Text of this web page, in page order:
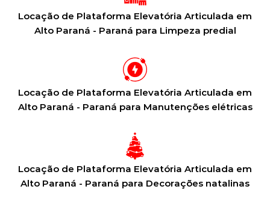
Locação de Plataforma Elevatória Articulada em
Alto Paraná - Paraná para Limpeza predial
Locação de Plataforma Elevatória Articulada em
Alto Paraná - Paraná para Manutenções elétricas
Locação de Plataforma Elevatória Articulada em
Alto Paraná - Paraná para Decorações natalinas